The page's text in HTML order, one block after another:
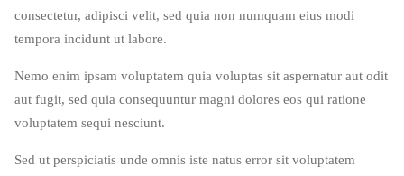
consectetur, adipisci velit, sed quia non numquam eius modi
tempora incidunt ut labore.
Nemo enim ipsam voluptatem quia voluptas sit aspernatur aut odit
aut fugit, sed quia consequuntur magni dolores eos qui ratione
voluptatem sequi nesciunt.
Sed ut perspiciatis unde omnis iste natus error sit voluptatem